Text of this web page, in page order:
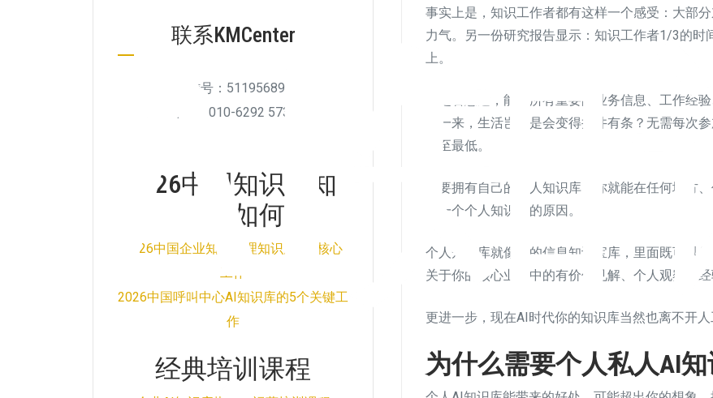
AI
事实上是，知识工作者都有这样一个感受：大部
力气。另一份研究报告显示：知识工作者1/3的
上。
你是否想过，能将所有重要的业务信息、工作经
样一来，生活岂不是会变得井井有条？无需每次
降至最低。
只要拥有自己的个人知识库，你就能在任何地方
要一个个人知识库的原因。
个人知识库就像你的信息知识宝库，里面既可以
关于你的核心业务中的有价值见解、个人观察与经
更进一步，现在AI时代你的知识库当然也离不开人
为什么需要个人私人AI知
联系KMCenter
微信号：511956894
电话：010-6292 5738
2026中国知识库知
识管理如何做
2026中国企业知识管理知识库5个核心
工作
2026中国呼叫中心AI知识库的5个关键工
作
经典培训课程